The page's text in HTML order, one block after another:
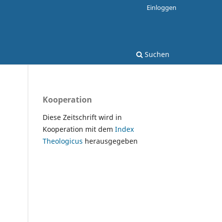
Suchen
Einloggen
Kooperation
Diese Zeitschrift wird in
Kooperation mit dem Index
Theologicus herausgegeben